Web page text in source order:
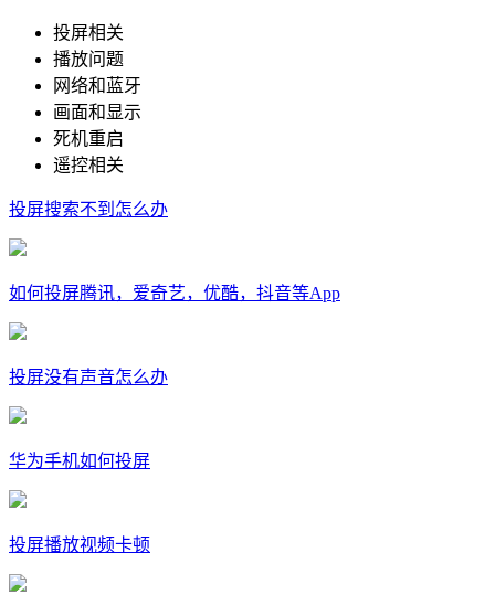
投屏相关
播放问题
网络和蓝牙
画面和显示
死机重启
遥控相关
投屏搜索不到怎么办
如何投屏腾讯，爱奇艺，优酷，抖音等App
投屏没有声音怎么办
华为手机如何投屏
投屏播放视频卡顿